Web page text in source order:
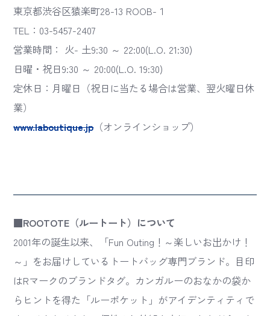
東京都渋谷区猿楽町28-13 ROOB-１
TEL：03-5457-2407
営業時間： 火- 土9:30 ～ 22:00(L.O. 21:30)
日曜・祝日9:30 ～ 20:00(L.O. 19:30)
定休日：月曜日（祝日に当たる場合は営業、翌火曜日休
業）
www.laboutique.jp（オンラインショップ）
■ROOTOTE（ルートート）について
2001年の誕生以来、「Fun Outing！～楽しいお出かけ！
～」をお届けしているトートバッグ専門ブランド。目印
はRマークのブランドタグ。カンガルーのおなかの袋か
らヒントを得た「ルーポケット」がアイデンティティで